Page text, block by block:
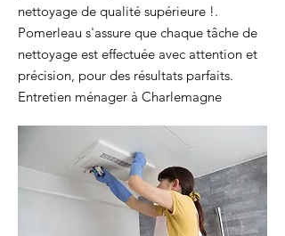
nettoyage de qualité supérieure !.
Pomerleau s'assure que chaque tâche de
nettoyage est effectuée avec attention et
précision, pour des résultats parfaits.
Entretien ménager à Charlemagne